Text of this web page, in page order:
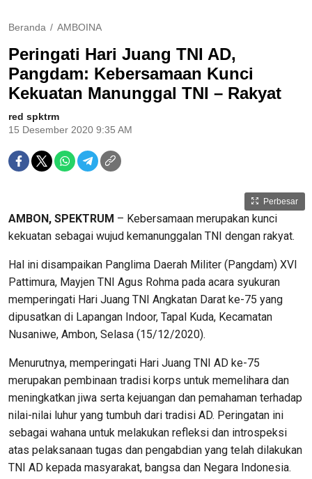
Beranda AMBOINA
Peringati Hari Juang TNI AD,
Pangdam: Kebersamaan Kunci
Kekuatan Manunggal TNI – Rakyat
red spktrm
15 Desember 2020 9:35 AM
Perbesar
AMBON, SPEKTRUM – Kebersamaan merupakan kunci
kekuatan sebagai wujud kemanunggalan TNI dengan rakyat.
Hal ini disampaikan Panglima Daerah Militer (Pangdam) XVI
Pattimura, Mayjen TNI Agus Rohma pada acara syukuran
memperingati Hari Juang TNI Angkatan Darat ke-75 yang
dipusatkan di Lapangan Indoor, Tapal Kuda, Kecamatan
Nusaniwe, Ambon, Selasa (15/12/2020).
Menurutnya, memperingati Hari Juang TNI AD ke-75
merupakan pembinaan tradisi korps untuk memelihara dan
meningkatkan jiwa serta kejuangan dan pemahaman terhadap
nilai-nilai luhur yang tumbuh dari tradisi AD. Peringatan ini
sebagai wahana untuk melakukan refleksi dan introspeksi
atas pelaksanaan tugas dan pengabdian yang telah dilakukan
TNI AD kepada masyarakat, bangsa dan Negara Indonesia.